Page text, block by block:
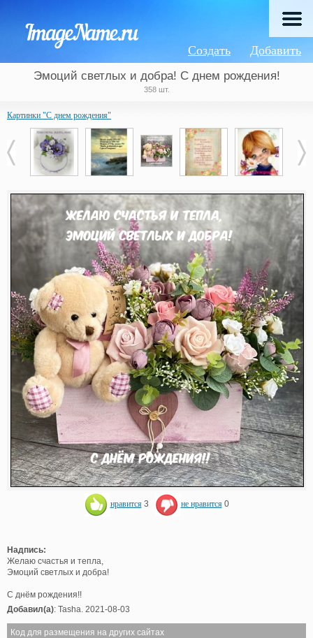
Добавить
Создать
Эмоций светлых и добра! С днем рождения!
358 шт.
Картинки "С днем рождения"
нравится 3 не нравится 0
Надпись:
Желаю счастья и тепла,
Эмоций светлых и добра!
С днём рождения!!
Добавил(а): Tasha. 2021-08-03
Код для размещения на других сайтах